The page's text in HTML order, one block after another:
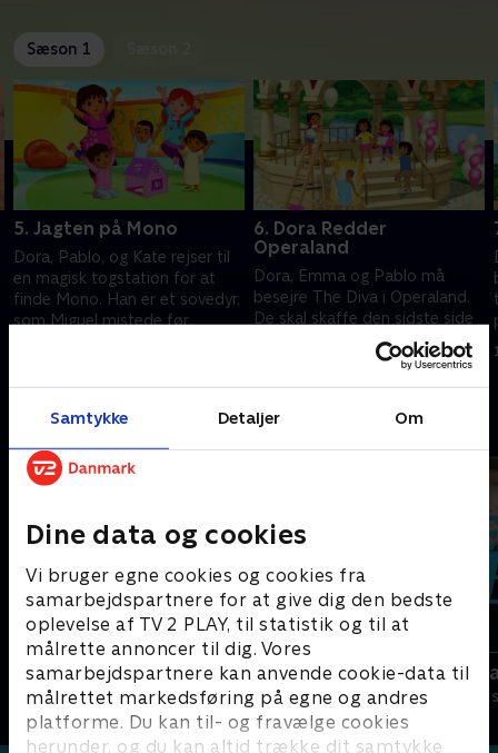
Samtykke Detaljer Om
Dine data og cookies
Vi bruger egne cookies og cookies fra
samarbejdspartnere for at give dig den bedste
oplevelse af TV 2 PLAY, til statistik og til at
målrette annoncer til dig. Vores
samarbejdspartnere kan anvende cookie-data til
målrettet markedsføring på egne og andres
platforme. Du kan til- og fravælge cookies
herunder, og du kan altid trække dit samtykke
Sæson 1
5. Jagten på Mono
Dora, Pablo, og Kate rejser til
en magisk togstation for at
finde Mono. Han er et sovedyr,
som Miguel mistede før
6. Dora Redder
Operaland
Dora, Emma og Pablo må
besejre The Diva i Operaland.
De skal skaffe den sidste side
af operaen, som Emma skal
synge til hendes bedstemors
Andre så også
Miraculous
Børneserier • 3 sæsoner
Se hva jeg
Børneserier • 2